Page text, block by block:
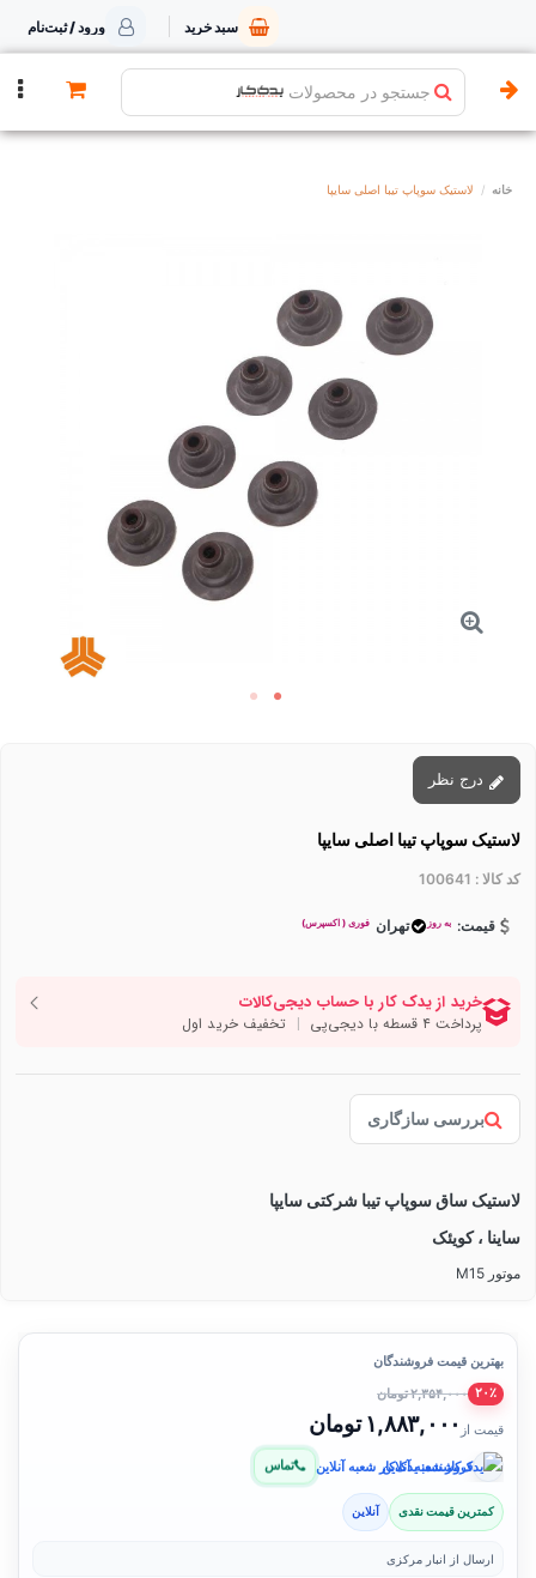
سبد خرید ورود / ثبت‌نام
جستجو در محصولات
خانه لاستیک سوپاپ تیبا اصلی سایپا
لاستیک سوپاپ تیبا اصلی سایپا
کد کالا : 100641
قیمت: به روز تهران فوری ( اکسپرس)
بررسی سازگاری
لاستیک ساق سوپاپ تیبا شرکتی سایپا
ساینا ، کویئک
موتور M15
بهترین قیمت فروشندگان
۲۰٪ ۲,۳۵۴,۰۰۰ تومان
قیمت از ۱,۸۸۳,۰۰۰ تومان
فروشنده: یدک‌کار شعبه آنلاین تماس
کمترین قیمت نقدی آنلاین
ارسال از انبار مرکزی